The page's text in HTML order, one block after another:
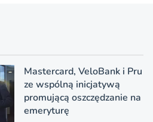
Mastercard, VeloBank i Pru
ze wspólną inicjatywą
promującą oszczędzanie na
emeryturę